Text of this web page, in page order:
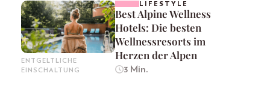
ENTGELTLICHE
EINSCHALTUNG
LIFESTYLE
Best Alpine Wellness
Hotels: Die besten
Wellnessresorts im
Herzen der Alpen
3 Min.